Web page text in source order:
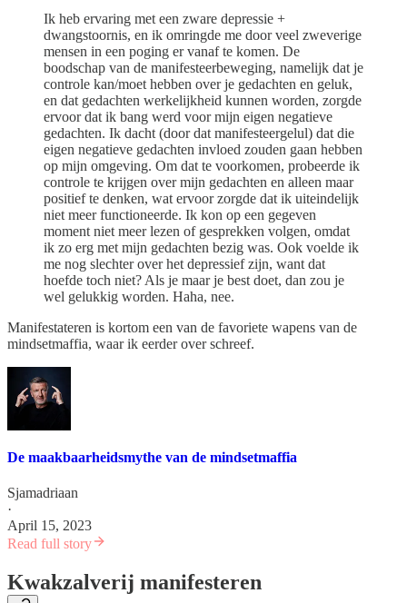
Ik heb ervaring met een zware depressie +
dwangstoornis, en ik omringde me door veel zweverige
mensen in een poging er vanaf te komen. De
boodschap van de manifesteerbeweging, namelijk dat je
controle kan/moet hebben over je gedachten en geluk,
en dat gedachten werkelijkheid kunnen worden, zorgde
ervoor dat ik bang werd voor mijn eigen negatieve
gedachten. Ik dacht (door dat manifesteergelul) dat die
eigen negatieve gedachten invloed zouden gaan hebben
op mijn omgeving. Om dat te voorkomen, probeerde ik
controle te krijgen over mijn gedachten en alleen maar
positief te denken, wat ervoor zorgde dat ik uiteindelijk
niet meer functioneerde. Ik kon op een gegeven
moment niet meer lezen of gesprekken volgen, omdat
ik zo erg met mijn gedachten bezig was. Ook voelde ik
me nog slechter over het depressief zijn, want dat
hoefde toch niet? Als je maar je best doet, dan zou je
wel gelukkig worden. Haha, nee.
Manifestateren is kortom een van de favoriete wapens van de
mindsetmaffia, waar ik eerder over schreef.
De maakbaarheidsmythe van de mindsetmaffia
Sjamadriaan
·
April 15, 2023
Read full story
Kwakzalverij manifesteren